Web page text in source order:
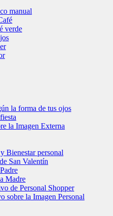
manual
verde
la forma de tus ojos
la Imagen Externa
Bienestar personal
San Valentín
Madre
de Personal Shopper
sobre la Imagen Personal